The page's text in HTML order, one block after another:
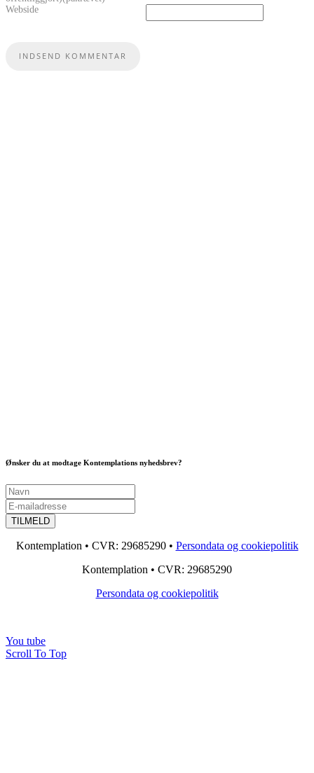
Webside
Ønsker du at modtage Kontemplations nyhedsbrev?
Kontemplation • CVR: 29685290 • Persondata og cookiepolitik
Kontemplation • CVR: 29685290
Persondata og cookiepolitik
You tube
Scroll To Top